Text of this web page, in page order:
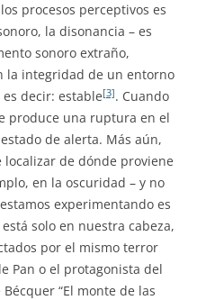
procesos perceptivos es
la disonancia – es
sonoro extraño,
la integridad de un entorno
decir: estable[3]. Cuando
produce una ruptura en el
de alerta. Más aún,
localizar de dónde proviene
en la oscuridad – y no
experimentando es
solo en nuestra cabeza,
por el mismo terror
Pan o el protagonista del
“El monte de las